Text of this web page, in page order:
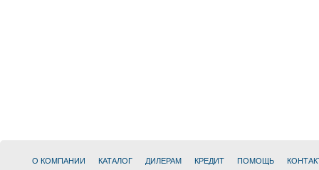
О КОМПАНИИ КАТАЛОГ ДИЛЕРАМ КРЕДИТ ПОМОЩЬ